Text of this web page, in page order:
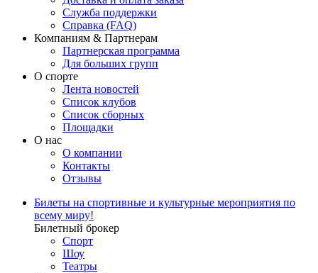
Служба поддержки
Справка (FAQ)
Компаниям & Партнерам
Партнерская программа
Для больших групп
О спорте
Лента новостей
Список клубов
Список сборных
Площадки
О нас
О компании
Контакты
Отзывы
Билеты на спортивные и культурные мероприятия по
всему миру!
Билетный брокер
Спорт
Шоу
Театры